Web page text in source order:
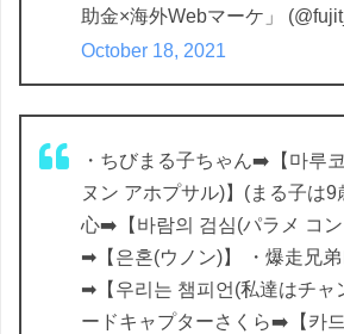
助金×海外Webマーケ」
October 18, 2021
・ちびまる子ちゃん➡️【마루
ヌン アホプサル)】(まる子は9
心➡️【바람의 검심(パラメ コ
➡【은혼(ウノン)】 ・爆走兄
➡【우리는 챔피언(私達はチャ
ードキャプターさくら➡️【카